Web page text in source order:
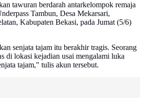
tawuran berdarah antarkelompok remaja
Tambun, Desa Mekarsari,
Kabupaten Bekasi, pada Jumat (5/6)
senjata tajam itu berakhir tragis. Seorang
di lokasi kejadian usai mengalami luka
tajam," tulis akun tersebut.